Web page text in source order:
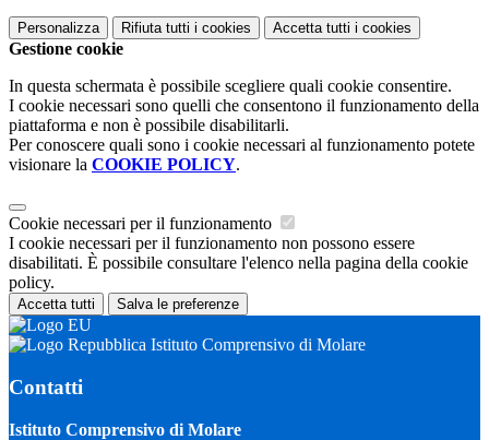
Personalizza Rifiuta tutti i cookies Accetta tutti i cookies
Gestione cookie
In questa schermata è possibile scegliere quali cookie consentire.
I cookie necessari sono quelli che consentono il funzionamento della
piattaforma e non è possibile disabilitarli.
Per conoscere quali sono i cookie necessari al funzionamento potete
visionare la COOKIE POLICY.
Cookie necessari per il funzionamento
I cookie necessari per il funzionamento non possono essere
disabilitati. È possibile consultare l'elenco nella pagina della cookie
policy.
Accetta tutti Salva le preferenze
Istituto Comprensivo di Molare
Contatti
Istituto Comprensivo di Molare